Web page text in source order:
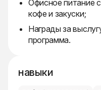
Офисное питание
кофе и закуски;
Награды за
программа.
навыки